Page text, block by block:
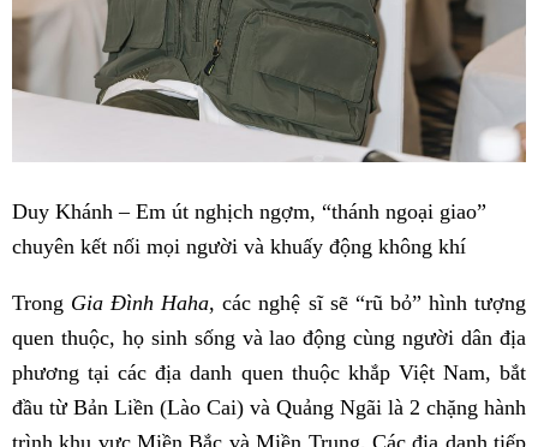
Duy Khánh – Em út nghịch ngợm, “thánh ngoại giao”
chuyên kết nối mọi người và khuấy động không khí
Trong Gia Đình Haha, các nghệ sĩ sẽ “rũ bỏ” hình tượng
quen thuộc, họ sinh sống và lao động cùng người dân địa
phương tại các địa danh quen thuộc khắp Việt Nam, bắt
đầu từ Bản Liền (Lào Cai) và Quảng Ngãi là 2 chặng hành
trình khu vực Miền Bắc và Miền Trung. Các địa danh tiếp